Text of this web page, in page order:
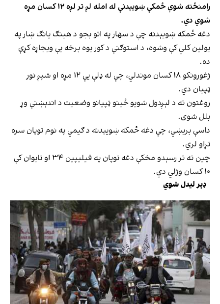
رامنځته شوې ځمکې ښویېدنې له امله لږ تر لږه ۱۲ کسان مړه
شوي دي.
دغه ځمکه ښویېدنه چې د سهار په اتو بجو د هینګ یانګ ښار په
یولین کلي کې وشوه، د استوګنې د کور یوه برخه یې ویجاړه کړې
ده.
ژغورونکو ١٨ کسان موندلي، چې له ډلې يې ١٢ مړه او شپږ نور
ټپيان دي.
روغتون ته د لېږدول شویو ځینو ټپیانو وضعیت د اندېښنې وړ
بلل شوی.
داسې بریښي، چې دغه ځمکه ښویېدنه د ګیمي په نوم توپان سره
تړاو لري.
چین ته تر رسېدو مخکې دغه توپان په فیلیپین ۳۴ او تایوان کې
۱۰ کسان وژلي دي.
ډېر لیدل شوي